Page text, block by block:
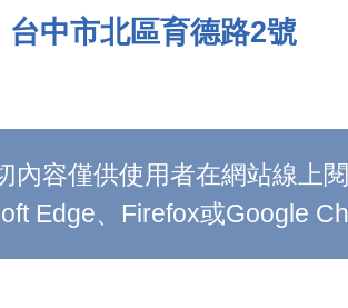
台中市北區育德路2號
容僅供使用者在網站線上
Edge、Firefox或Google